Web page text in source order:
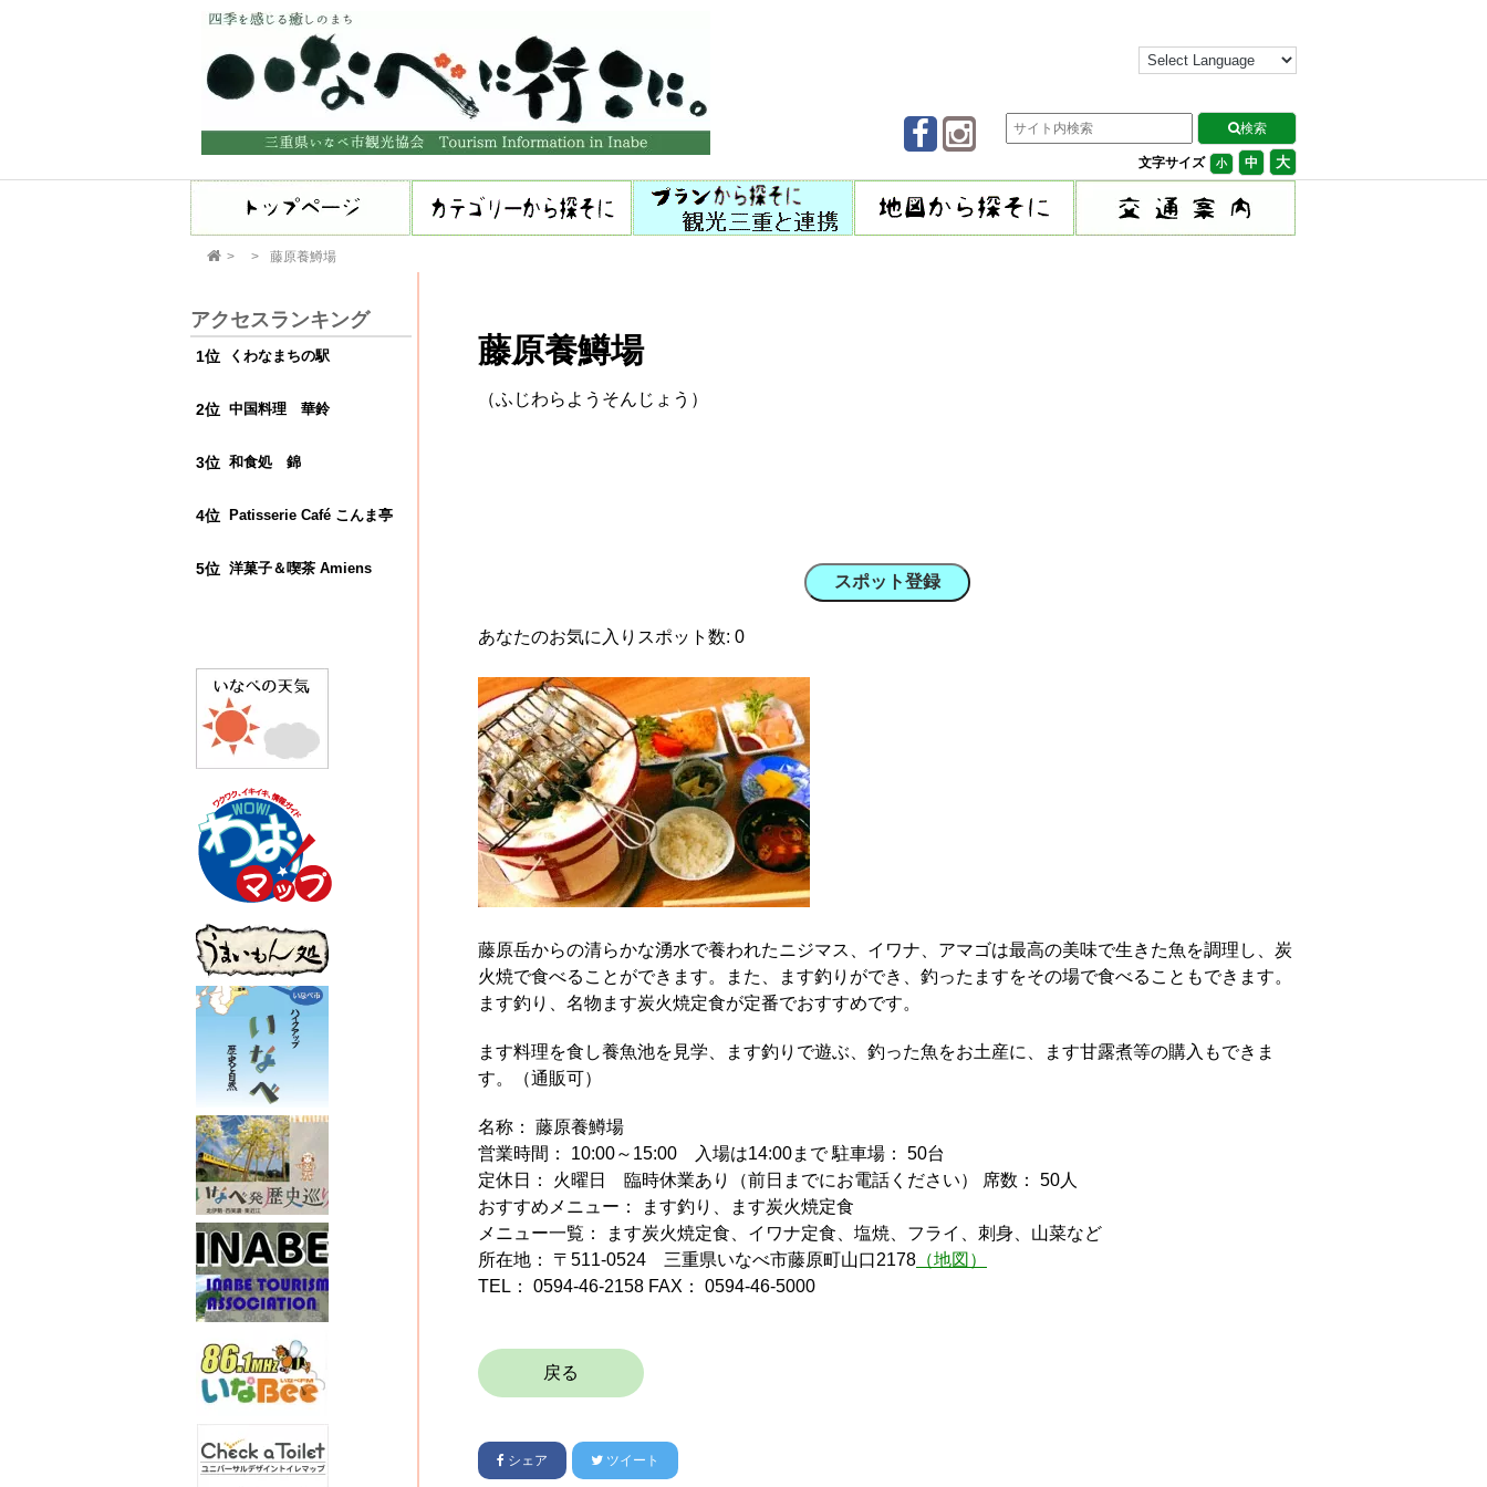
文字サイズ 小 中 大
藤原養鱒場
藤原養鱒場
（ふじわらようそんじょう）
スポット登録
あなたのお気に入りスポット数: 0
藤原岳からの清らかな湧水で養われたニジマス、イワナ、アマゴは最高の美味で生きた魚を調理し、炭
火焼で食べることができます。また、ます釣りができ、釣ったますをその場で食べることもできます。
ます釣り、名物ます炭火焼定食が定番でおすすめです。
ます料理を食し養魚池を見学、ます釣りで遊ぶ、釣った魚をお土産に、ます甘露煮等の購入もできま
す。（通販可）
名称： 藤原養鱒場
営業時間： 10:00～15:00 入場は14:00まで 駐車場： 50台
定休日： 火曜日 臨時休業あり（前日までにお電話ください） 席数： 50人
おすすめメニュー： ます釣り、ます炭火焼定食
メニュー一覧： ます炭火焼定食、イワナ定食、塩焼、フライ、刺身、山菜など
所在地： 〒511-0524 三重県いなべ市藤原町山口2178 （地図）
TEL： 0594-46-2158 FAX： 0594-46-5000
戻る
シェア ツイート
アクセスランキング
くわなまちの駅
中国料理 華鈴
和食処 錦
Patisserie Café こんま亭
洋菓子＆喫茶 Amiens